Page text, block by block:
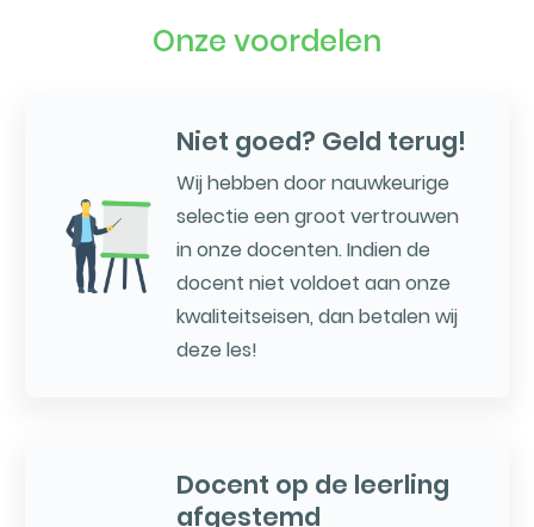
Onze voordelen
Niet goed? Geld terug!
Wij hebben door nauwkeurige
selectie een groot vertrouwen
in onze docenten. Indien de
docent niet voldoet aan onze
kwaliteitseisen, dan betalen wij
deze les!
Docent op de leerling
afgestemd